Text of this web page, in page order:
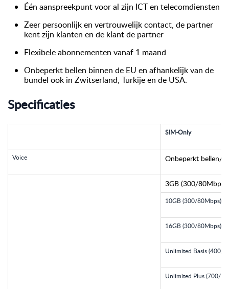
Één aanspreekpunt voor al zijn ICT en telecomdiensten
Zeer persoonlijk en vertrouwelijk contact, de partner
kent zijn klanten en de klant de partner
Flexibele abonnementen vanaf 1 maand
Onbeperkt bellen binnen de EU en afhankelijk van de
bundel ook in Zwitserland, Turkije en de USA.
Specificaties
SIM-Only
Voice Onbeperkt bellen/
3GB (300/80Mbps)
10GB (300/80Mbps)
16GB (300/80Mbps)
Unlimited Basis (400/
Unlimited Plus (700/